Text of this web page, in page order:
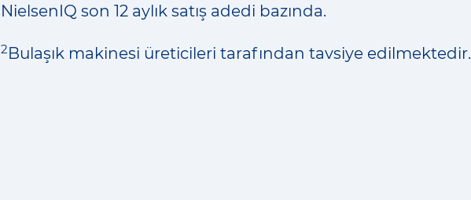
NielsenIQ son 12 aylık satış adedi bazında.
2Bulaşık makinesi üreticileri tarafından tavsiye edilmektedir.